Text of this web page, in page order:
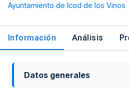
Ayuntamiento de Icod de los Vinos
Información Análisis
Datos generales